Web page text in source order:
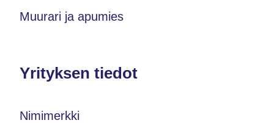
Muurari ja apumies
Yrityksen tiedot
Nimimerkki